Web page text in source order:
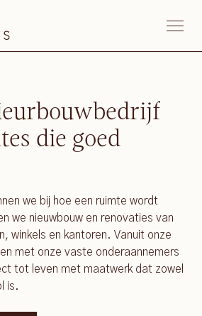
die goed
we bij hoe een ruimte wordt
we nieuwbouw en renovaties van
winkels en kantoren. Vanuit onze
met onze vaste onderaannemers
tot leven met maatwerk dat zowel
is.